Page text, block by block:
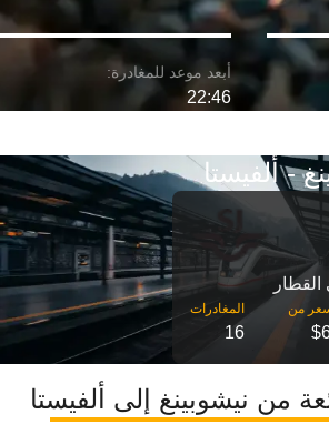
22:46
- ألفيستا
16
من نيشوبينغ إلى ألفيستا